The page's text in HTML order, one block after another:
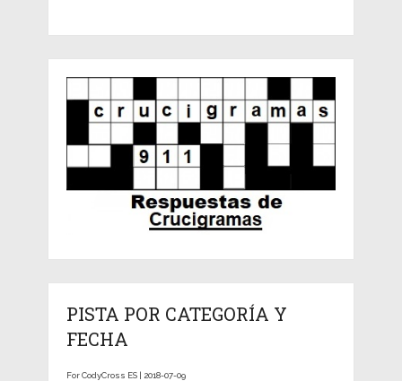
PISTA POR CATEGORÍA Y
FECHA
For CodyCross ES | 2018-07-09